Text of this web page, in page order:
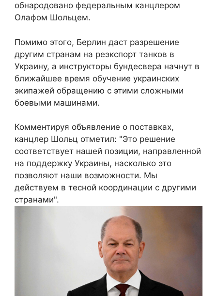
обнародовано федеральным канцлером
Олафом Шольцем.
Помимо этого, Берлин даст разрешение
другим странам на реэкспорт танков в
Украину, а инструкторы бундесвера начнут в
ближайшее время обучение украинских
экипажей обращению с этими сложными
боевыми машинами.
Комментируя объявление о поставках,
канцлер Шольц отметил: "Это решение
соответствует нашей позиции, направленной
на поддержку Украины, насколько это
позволяют наши возможности. Мы
действуем в тесной координации с другими
странами".